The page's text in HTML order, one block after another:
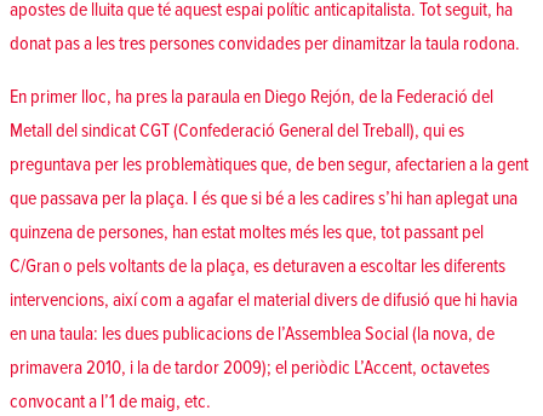
apostes de lluita que té aquest espai polític anticapitalista. Tot seguit, ha
donat pas a les tres persones convidades per dinamitzar la taula rodona.
En primer lloc, ha pres la paraula en Diego Rejón, de la Federació del
Metall del sindicat CGT (Confederació General del Treball), qui es
preguntava per les problemàtiques que, de ben segur, afectarien a la gent
que passava per la plaça. I és que si bé a les cadires s’hi han aplegat una
quinzena de persones, han estat moltes més les que, tot passant pel
C/Gran o pels voltants de la plaça, es deturaven a escoltar les diferents
intervencions, així com a agafar el material divers de difusió que hi havia
en una taula: les dues publicacions de l’Assemblea Social (la nova, de
primavera 2010, i la de tardor 2009); el periòdic L’Accent, octavetes
convocant a l’1 de maig, etc.